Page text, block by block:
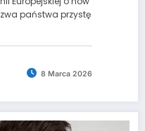
państwa przystę
8 Marca 2026